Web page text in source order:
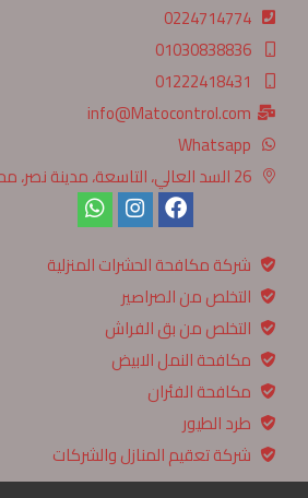
0224714774
01030838836
01222418431
info@Matocontrol.com
Whatsapp
26 السد العالي، التاسعة، مدينة نصر، محافظة القاهرة‬
شركة مكافحة الحشرات المنزلية
التخلص من الصراصير
التخلص من بق الفراش
مكافحة النمل الابيض
مكافحة الفئران
طرد الطيور
شركة تعقيم المنازل والشركات